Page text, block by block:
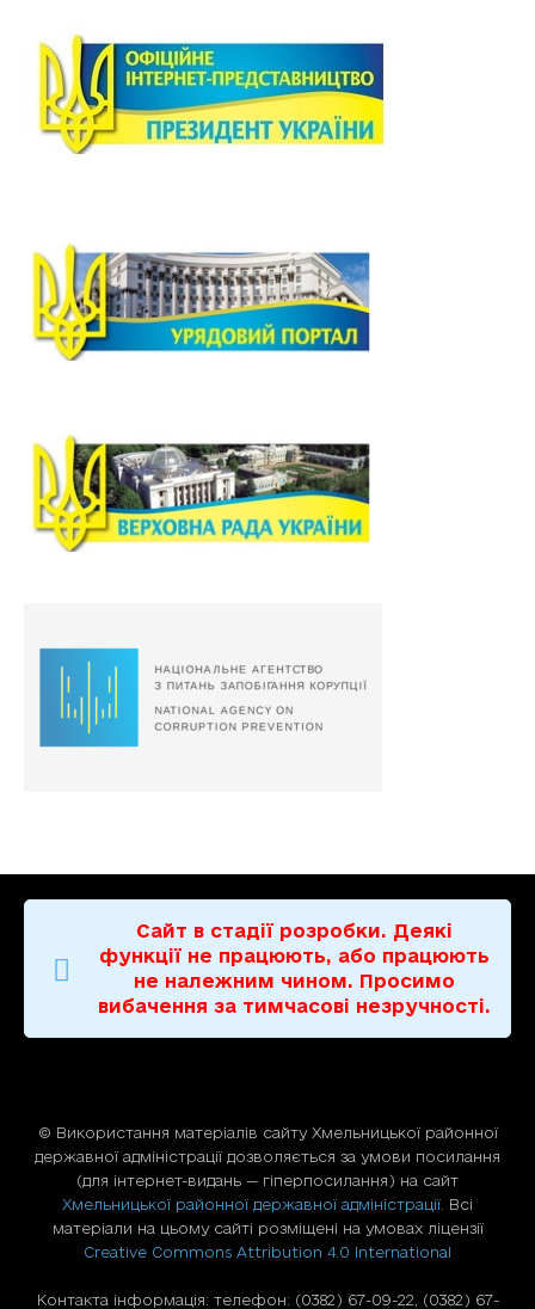
Сайт в стадії розробки. Деякі
функції не працюють, або працюють
не належним чином. Просимо
вибачення за тимчасові незручності.
© Використання матерiалiв сайту Хмельницької районної
державної адміністрації дозволяється за умови посилання
(для iнтернет-видань — гiперпосилання) на сайт
Хмельницької районної державної адміністрації . Всі
матеріали на цьому сайті розміщені на умовах ліцензії
Creative Commons Attribution 4.0 International
Контакта інформація: телефон: (0382) 67-09-22, (0382) 67-